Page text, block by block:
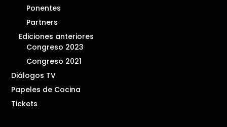
Ponentes
Partners
Ediciones anteriores
Congreso 2023
Congreso 2021
Diálogos TV
Papeles de Cocina
Tickets